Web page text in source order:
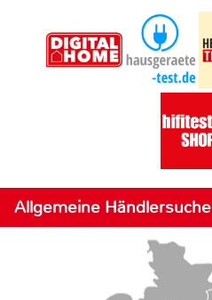
Allgemeine Händlersuche